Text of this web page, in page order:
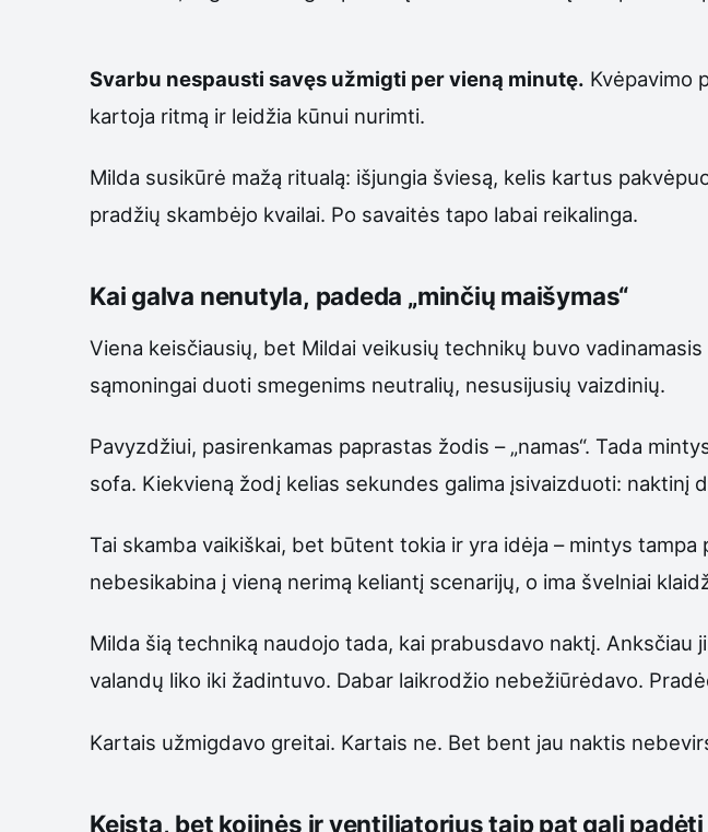
Svarbu nespausti savęs užmigti per vieną minutę. Kvėpavimo
kartoja ritmą ir leidžia kūnui nurimti.
Milda susikūrė mažą ritualą: išjungia šviesą, kelis kartus
pradžių skambėjo kvailai. Po savaitės tapo labai reikalinga.
Kai galva nenutyla, padeda „minčių maišymas“
Viena keisčiausių, bet Mildai veikusių technikų buvo
sąmoningai duoti smegenims neutralių, nesusijusių vaizdinių.
Pavyzdžiui, pasirenkamas paprastas žodis – „namas“. Tada
sofa. Kiekvieną žodį kelias sekundes galima įsivaizduoti:
Tai skamba vaikiškai, bet būtent tokia ir yra idėja – mintys
nebesikabina į vieną nerimą keliantį scenarijų, o ima švelniai
Milda šią techniką naudojo tada, kai prabusdavo naktį.
valandų liko iki žadintuvo. Dabar laikrodžio nebežiūrėdavo.
Kartais užmigdavo greitai. Kartais ne. Bet bent jau naktis
Keista, bet kojinės ir ventiliatorius taip pat gali padėti